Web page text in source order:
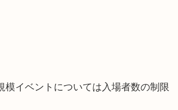
イベントについては入場者数の制限